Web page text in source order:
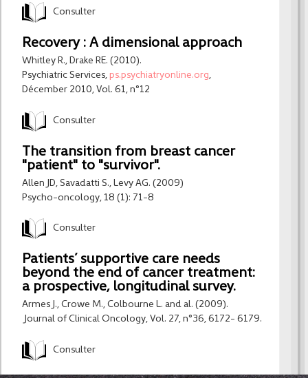
Consulter
Recovery : A dimensional approach
Whitley R., Drake RE. (2010).
Psychiatric Services, ps.psychiatryonline.org,
Décember 2010, Vol. 61, n°12
Consulter
The transition from breast cancer
"patient" to "survivor".
Allen JD, Savadatti S., Levy AG. (2009)
Psycho-oncology, 18 (1): 71-8
Consulter
Patients’ supportive care needs
beyond the end of cancer treatment:
a prospective, longitudinal survey.
Armes J., Crowe M., Colbourne L. and al. (2009).
Journal of Clinical Oncology, Vol. 27, n°36, 6172- 6179.
Consulter